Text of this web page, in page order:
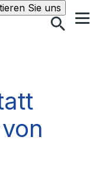
Sie unsSuche